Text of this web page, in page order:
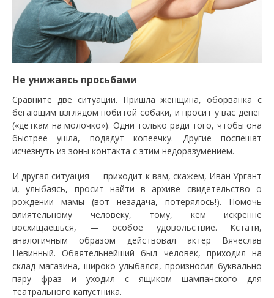
Не унижаясь просьбами
Сравните две ситуации. Пришла женщина, оборванка с
бегающим взглядом побитой собаки, и просит у вас денег
(«деткам на молочко»). Одни только ради того, чтобы она
быстрее ушла, подадут копеечку. Другие поспешат
исчезнуть из зоны контакта с этим недоразумением.
И другая ситуация — приходит к вам, скажем, Иван Ургант
и, улыбаясь, просит найти в архиве свидетельство о
рождении мамы (вот незадача, потерялось!). Помочь
влиятельному человеку, тому, кем искренне
восхищаешься, — особое удовольствие. Кстати,
аналогичным образом действовал актер Вячеслав
Невинный. Обаятельнейший был человек, приходил на
склад магазина, широко улыбался, произносил буквально
пару фраз и уходил с ящиком шампанского для
театрального капустника.